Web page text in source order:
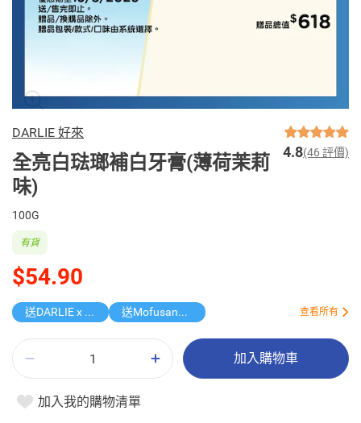
DARLIE 好來
全亮白琺瑯補白牙膏(薄荷茉莉
味)
4.8(46 評價)
100G
$54.90
有貨
送DARLIE x ASW 185th康樂棋 送Mofusand行李箱 查看所有
加入購物車
加入我的購物清單